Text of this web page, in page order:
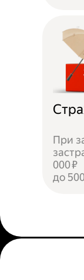
При
000 ₽
до